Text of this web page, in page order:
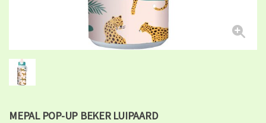
MEPAL POP-UP BEKER LUIPAARD